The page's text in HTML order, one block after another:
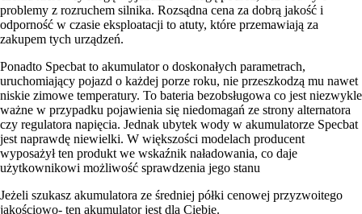
problemy z rozruchem silnika. Rozsądna cena za dobrą jakość i
odporność w czasie eksploatacji to atuty, które przemawiają za
zakupem tych urządzeń.
Ponadto Specbat to akumulator o doskonałych parametrach,
uruchomiający pojazd o każdej porze roku, nie przeszkodzą mu nawet
niskie zimowe temperatury. To bateria bezobsługowa co jest niezwykle
ważne w przypadku pojawienia się niedomagań ze strony alternatora
czy regulatora napięcia. Jednak ubytek wody w akumulatorze Specbat
jest naprawdę niewielki. W większości modelach producent
wyposażył ten produkt we wskaźnik naładowania, co daje
użytkownikowi możliwość sprawdzenia jego stanu
Jeżeli szukasz akumulatora ze średniej półki cenowej przyzwoitego
jakościowo- ten akumulator jest dla Ciebie.